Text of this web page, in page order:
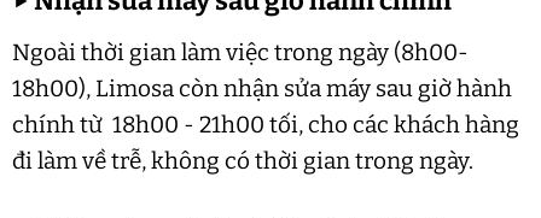
Ngoài thời gian làm việc trong ngày (8h00-
18h00), Limosa còn nhận sửa máy sau giờ hành
chính từ 18h00 - 21h00 tối, cho các khách hàng
đi làm về trễ, không có thời gian trong ngày.